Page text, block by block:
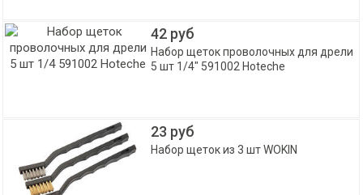
42 руб
Набор щеток проволочных для дрели
5 шт 1/4" 591002 Hoteche
23 руб
Набор щеток из 3 шт WOKIN